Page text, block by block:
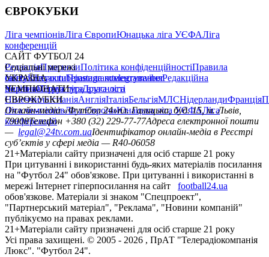
ЄВРОКУБКИ
Ліга чемпіонівЛіга ЄвропиЮнацька ліга УЄФАЛіга
конференцій
САЙТ ФУТБОЛ 24
РедакціяПрогнозиПолітика конфіденційностіПравила
сайтуКонтактиПравила коментуванняРедакційна
політикаСтруктура власності
Соціальні мережі
facebookxyoutubeinstagramtelegramviber
УКРАЇНА
УкраїнаПерша лігаДруга ліга
ЧЕМПІОНАТИ
НімеччинаІспаніяАнгліяІталіяБельгіяМЛСНідерландиФранція
ЄВРОКУБКИ
Ліга чемпіонівЛіга ЄвропиЮнацька ліга УЄФАЛіга
конференцій
Онлайн-медіа «Футбол 24»пл. Галицька, буд. 15, м. Львів,
79008Телефон +380 (32) 229-77-77Адреса електронної пошти
— legal@24tv.com.uaІдентифікатор онлайн-медіа в Реєстрі
суб’єктів у сфері медіа — R40-06058
21+Матеріали сайту призначені для осіб старше 21 року
При цитуванні і використанні будь-яких матеріалів посилання
на "Футбол 24" обов'язкове. При цитуванні і використанні в
мережі Інтернет гіперпосилання на сайт
football24.ua
обов'язкове. Матеріали зі знаком "Спецпроект",
"Партнерський матеріал", "Реклама", "Новини компаній"
публікуємо на правах реклами.
21+Матеріали сайту призначені для осіб старше 21 року
Усi права захищенi. © 2005 - 2026 , ПрАТ "Телерадіокомпанія
Люкс". "Футбол 24".